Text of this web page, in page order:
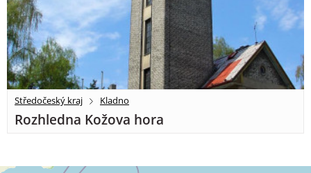
Středočeský kraj Kladno
Rozhledna Kožova hora